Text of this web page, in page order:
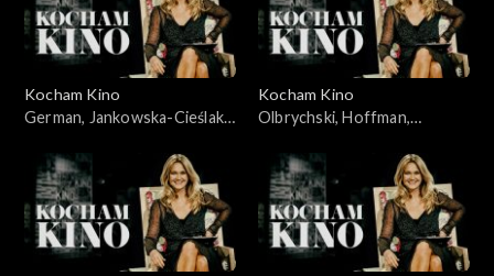
Kocham Kino
German, Jankowska-Cieślak,
Bigelow, 09.09.2008
Kocham Kino
Olbrychski, Hoffman,